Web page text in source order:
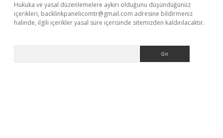
Hukuka ve yasal düzenlemelere aykırı olduğunu düşündüğünüz
içerikleri, backlinkpanelicomtr@gmail.com adresine bildirmeniz
halinde, ilgili içerikler yasal süre içerisinde sitemizden kaldırılacaktır.